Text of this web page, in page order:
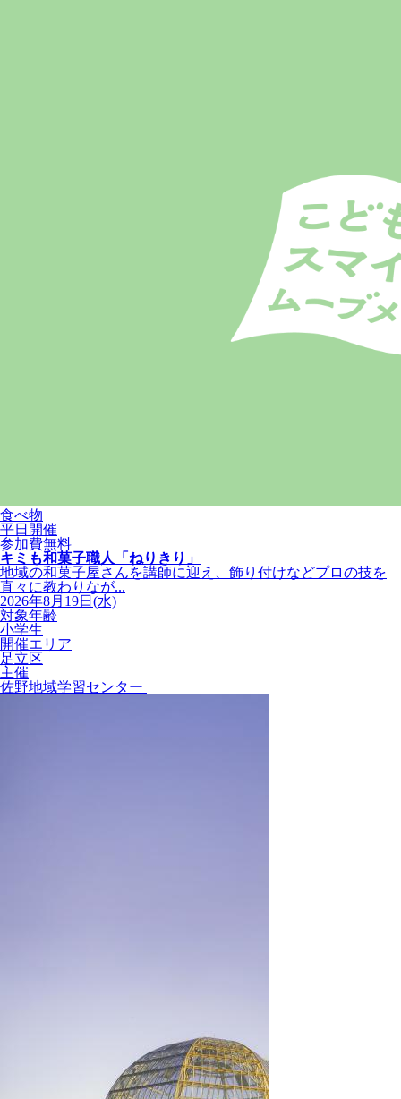
食べ物
平日開催
参加費無料
キミも和菓子職人「ねりきり」
地域の和菓子屋さんを講師に迎え、飾り付けなどプロの技を
直々に教わりなが...
2026年8月19日(水)
対象年齢
小学生
開催エリア
足立区
主催
佐野地域学習センター